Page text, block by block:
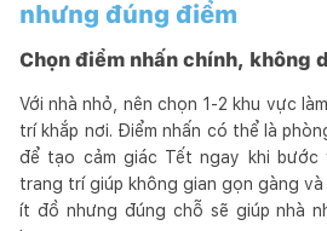
nhưng đúng điểm
Chọn điểm nhấn chính, không
Với nhà nhỏ, nên chọn 1-2 khu vực
trí khắp nơi. Điểm nhấn có thể là
để tạo cảm giác Tết ngay khi bước
trang trí giúp không gian gọn gàng
ít đồ nhưng đúng chỗ sẽ giúp nhà